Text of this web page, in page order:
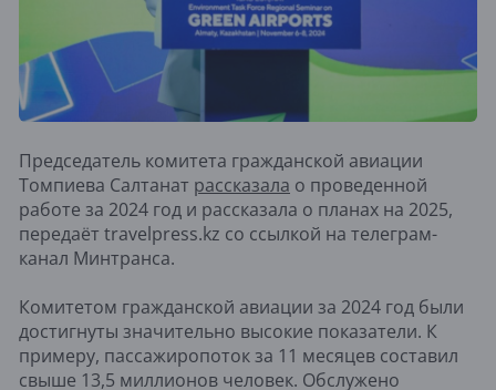
Председатель комитета гражданской авиации
Томпиева Салтанат рассказала о проведенной
работе за 2024 год и рассказала о планах на 2025,
передаёт travelpress.kz со ссылкой на телеграм-
канал Минтранса.
Комитетом гражданской авиации за 2024 год были
достигнуты значительно высокие показатели. К
примеру, пассажиропоток за 11 месяцев составил
свыше 13,5 миллионов человек. Обслужено